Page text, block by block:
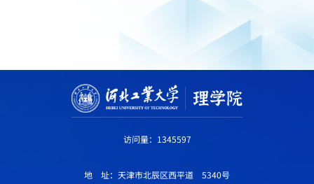
访问量： 1345597
地 址：天津市北辰区西平道 5340号